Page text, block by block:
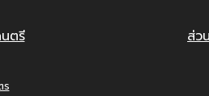
ตรี
ร
ส่ว